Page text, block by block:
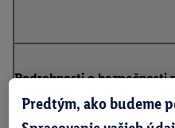
Podrobnosti o bezpečnosti
Predtým, ako budeme